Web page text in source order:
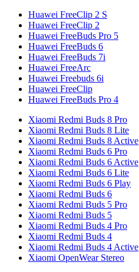
Huawei FreeClip 2 S
Huawei FreeClip 2
Huawei FreeBuds Pro 5
Huawei FreeBuds 6
Huawei FreeBuds 7i
Huawei FreeArc
Huawei Freebuds 6i
Huawei FreeClip
Huawei FreeBuds Pro 4
Xiaomi Redmi Buds 8 Pro
Xiaomi Redmi Buds 8 Lite
Xiaomi Redmi Buds 8 Active
Xiaomi Redmi Buds 6 Pro
Xiaomi Redmi Buds 6 Active
Xiaomi Redmi Buds 6 Lite
Xiaomi Redmi Buds 6 Play
Xiaomi Redmi Buds 6
Xiaomi Redmi Buds 5 Pro
Xiaomi Redmi Buds 5
Xiaomi Redmi Buds 4 Pro
Xiaomi Redmi Buds 4
Xiaomi Redmi Buds 4 Active
Xiaomi OpenWear Stereo